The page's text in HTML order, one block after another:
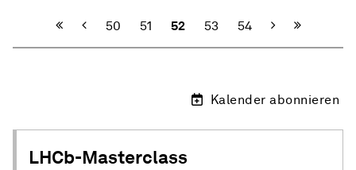
Vorherige
50 51 52 53 54 Nächste
Kalender abonnieren
LHCb-Masterclass